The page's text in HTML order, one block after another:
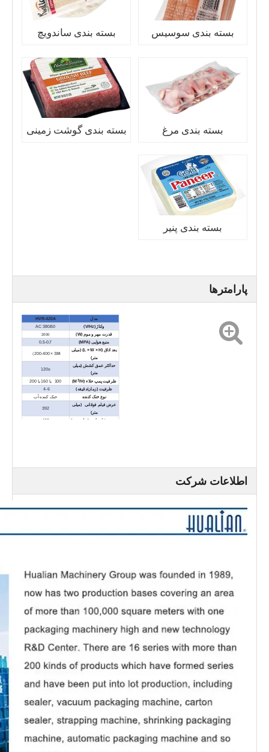
بسته بندی سوسیس بسته بندی ساندویچ
بسته بندی مرغ بسته بندی گوشت زمینی
بسته بندی پنیر
پارامترها
مدل
HVR-420A
ولتاژ (V/Hz)
AC 380/50
قدرت مهر و موم (W)
2000
منبع هوایی (MPA)
0.5-0.7
بعد اتاق (L × W × H) (میلی
متر)
384 × 200-400）
حداکثر عمق کشش (میلی
متر)
≤120
ظرفیت پمپ خلاء (M 3/H) 100 یا 160 یا 200
ظرفیت (زمان/دقیقه) 4-6
نوع خنک کننده خنک کننده آب
عرض فیلم فوقانی (میلی
متر)
392
عرض فیلم پایین (میلی متر)
422
اطلاعات شرکت